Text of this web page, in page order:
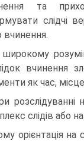
та
слідчі
вчинення.
вчинення
як час,
розслідуванні
слідів або
орієнтація на